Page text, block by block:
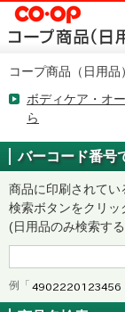
コープ商品（日用品
ボディケア・オ
ら
バーコード番号
商品に印刷されてい
検索ボタンをクリッ
(日用品のみ検索す
例「